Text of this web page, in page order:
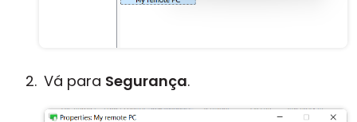
Vá para Segurança.